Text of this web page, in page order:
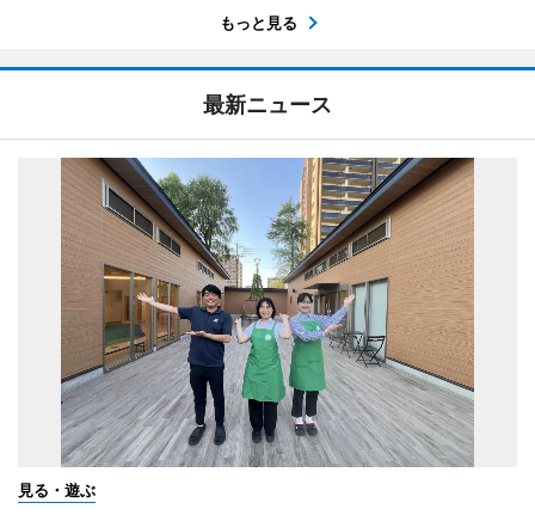
もっと見る
最新ニュース
見る・遊ぶ